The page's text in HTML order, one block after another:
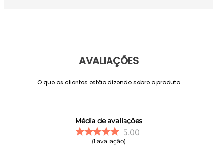
AVALIAÇÕES
O que os clientes estão dizendo sobre o produto
Média de avaliações
5.00
1 avaliação